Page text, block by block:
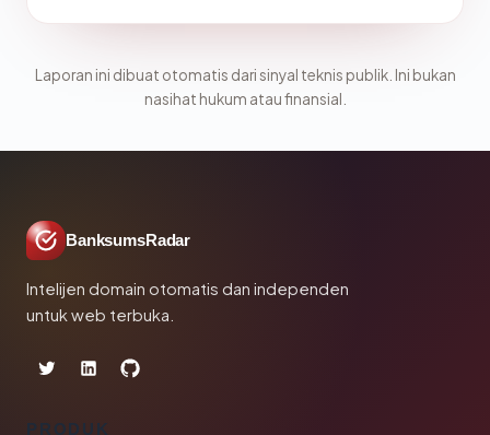
Laporan ini dibuat otomatis dari sinyal teknis publik. Ini bukan
nasihat hukum atau finansial.
BanksumsRadar
Intelijen domain otomatis dan independen
untuk web terbuka.
PRODUK